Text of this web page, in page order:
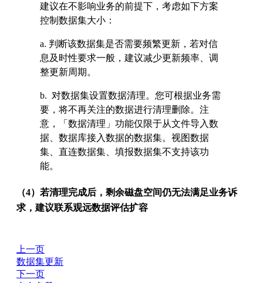
建议在不影响业务的前提下，考虑如下方案
控制数据集大小：
a. 判断该数据集是否需要频繁更新，若对信
息及时性要求一般，建议减少更新频率、调
整更新周期。
b. 对数据集设置数据清理。您可根据业务需
要，将不再关注的数据进行清理删除。注
意，「数据清理」功能仅限于从文件导入数
据、数据库接入数据的数据集。视图数据
集、直连数据集、填报数据集不支持该功
能。
（4）若清理完成后，剩余磁盘空间仍无法满足业务诉
求，建议联系观远数据评估扩容
上一页
数据集更新
下一页